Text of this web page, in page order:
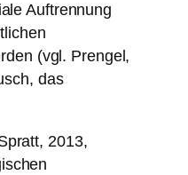
Auftrennung
(vgl. Prengel,
das
2013,